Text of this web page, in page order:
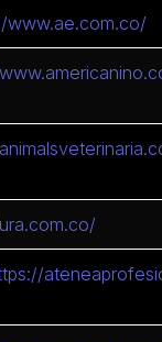
www.ae.com.co/